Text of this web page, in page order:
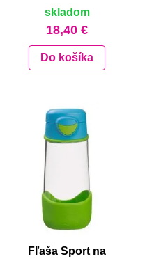
skladom
18,40 €
Do košíka
Fľaša Sport na